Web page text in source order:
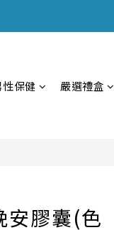
性保健
嚴選禮盒
安膠囊(色